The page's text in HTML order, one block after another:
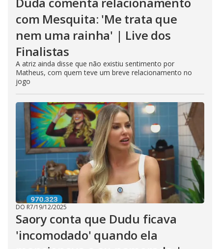
com Mesquita: 'Me trata que
nem uma rainha' | Live dos
Finalistas
A atriz ainda disse que não existiu sentimento por
Matheus, com quem teve um breve relacionamento no
jogo
DO R7/19/12/2025
Saory conta que Dudu ficava
'incomodado' quando ela